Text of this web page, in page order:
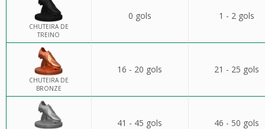
CHUTEIRA DE
TREINO
0 gols 1 - 2 gols
CHUTEIRA DE
BRONZE
16 - 20 gols 21 - 25 gols
41 - 45 gols 46 - 50 gols